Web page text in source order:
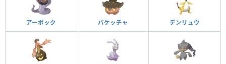
アーボック バケッチャ デンリュウ